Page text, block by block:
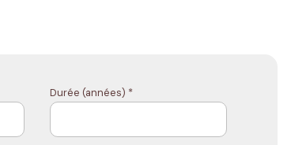
Durée (années) *